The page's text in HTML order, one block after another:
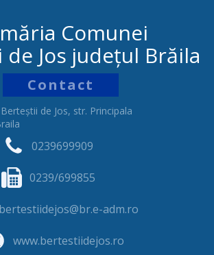
Comunei
Jos județul Brăila
Contact
de Jos, str. Principala
0239699909
0239/699855
bertestiidejos@br.e-adm.ro
www.bertestiidejos.ro